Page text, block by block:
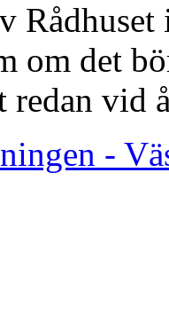
om det
redan vid
-